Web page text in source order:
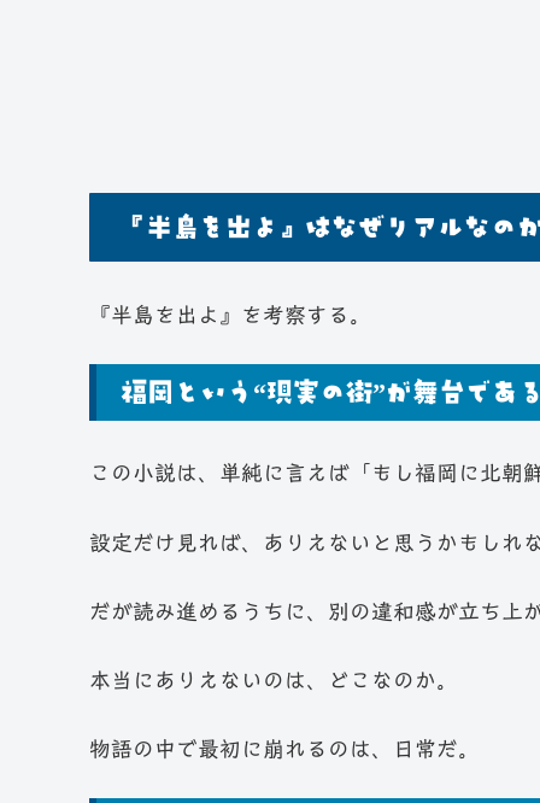
『半島を出よ』はなぜリアルなの
『半島を出よ』を考察する。
福岡という“現実の街”が舞台であ
この小説は、単純に言えば「もし福岡に北朝
設定だけ見れば、ありえないと思うかもしれ
だが読み進めるうちに、別の違和感が立ち上
本当にありえないのは、どこなのか。
物語の中で最初に崩れるのは、日常だ。